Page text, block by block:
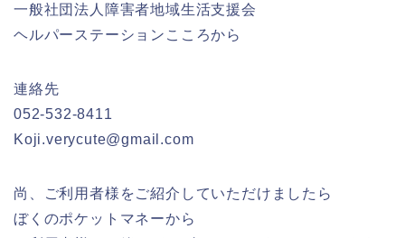
一般社団法人障害者地域生活支援会
ヘルパーステーションこころから
連絡先
052‐532‐8411
Koji.verycute@gmail.com
尚、ご利用者様をご紹介していただけましたら
ぼくのポケットマネーから